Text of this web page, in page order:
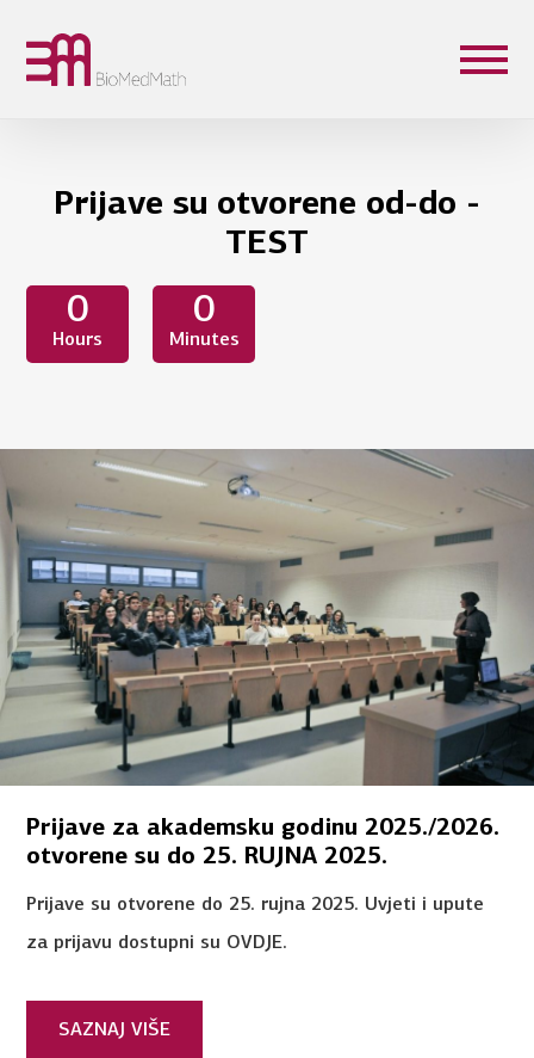
Prijave su otvorene od-do -
TEST
0
Hours
0
Minutes
Prijave za akademsku godinu 2025./2026.
otvorene su do 25. RUJNA 2025.
Prijave su otvorene do 25. rujna 2025. Uvjeti i upute
za prijavu dostupni su OVDJE.
SAZNAJ VIŠE